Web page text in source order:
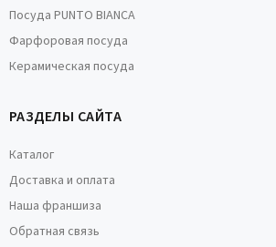
Посуда PUNTO BIANCA
Фарфоровая посуда
Керамическая посуда
РАЗДЕЛЫ САЙТА
Каталог
Доставка и оплата
Наша франшиза
Обратная связь